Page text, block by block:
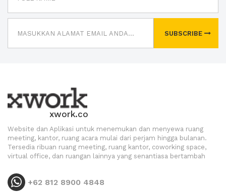
SUBSCRIBE
xwork.co
Website dan Aplikasi untuk menemukan dan menyewa ruang
meeting, kantor, ruang acara mulai dari perjam hingga bulanan.
Tersedia ribuan ruang meeting, ruang kantor, coworking space,
virtual office, dan ruangan lainnya yang senantiasa bertambah
+62 812 8900 4848